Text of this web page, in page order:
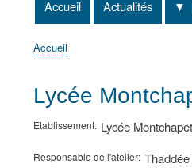
Navigation
principale
Accueil Actualités
d'Ariane
Accueil
Lycée
Etablissement Lycée
Responsable de l'atelier